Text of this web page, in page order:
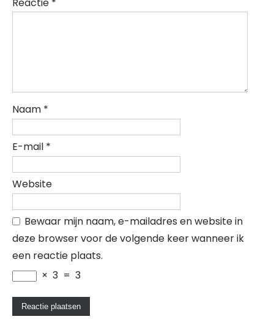
Naam *
E-mail *
Website
Bewaar mijn naam, e-mailadres en website in
deze browser voor de volgende keer wanneer ik
een reactie plaats.
× 3 = 3